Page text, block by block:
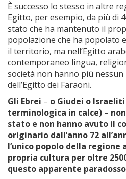
È successo lo stesso in altre
Egitto, per esempio, da più di
stato che ha mantenuto il
popolazione che ha popolato
il territorio, ma nell’Egitto
contemporaneo lingua,
società non hanno più nessun
dell’Egitto dei Faraoni.
Gli Ebrei – o Giudei o
terminologica in calce) –
stato e non hanno avuto il
originario dall’anno 72
l’unico popolo della regione
propria cultura per oltre
questo apparente